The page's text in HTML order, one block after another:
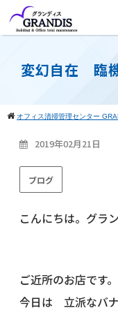
変幻自在 臨
オフィス清掃管理センター
2019年02月21日
ブログ
こんにちは。グラ
ご近所のお店です。
今日は 立派なバナ